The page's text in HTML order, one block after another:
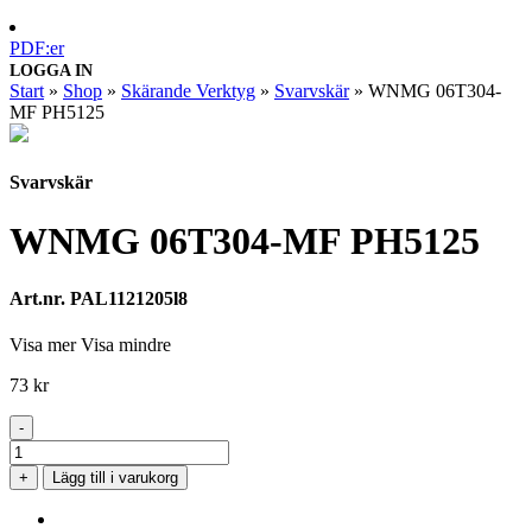
PDF:er
LOGGA IN
Start » Shop » Skärande Verktyg » Svarvskär» WNMG 06T304-
MF PH5125
Svarvskär
WNMG 06T304-MF PH5125
Art.nr. PAL1121205l8
Visa mer Visa mindre
73 kr
-
WNMG
06T304-
MF
PH5125
+ Lägg till i varukorg